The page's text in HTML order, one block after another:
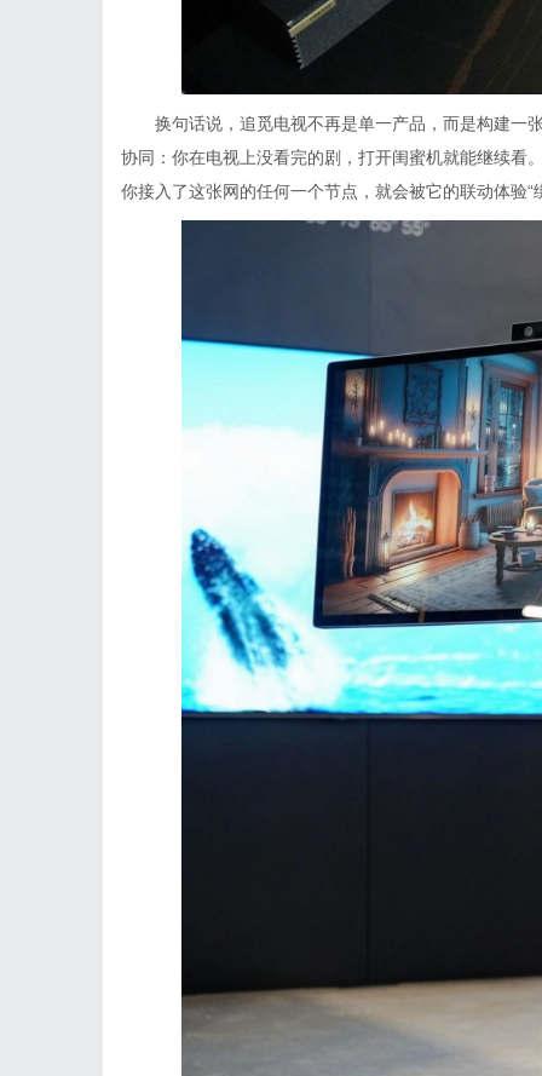
换句话说，追觅电视不再是单一产品，而是构建一
协同：你在电视上没看完的剧，打开闺蜜机就能继续看
你接入了这张网的任何一个节点，就会被它的联动体验